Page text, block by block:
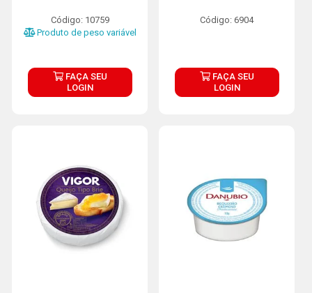
Código: 10759
Produto de peso variável
FAÇA SEU
LOGIN
Código: 6904
FAÇA SEU
LOGIN